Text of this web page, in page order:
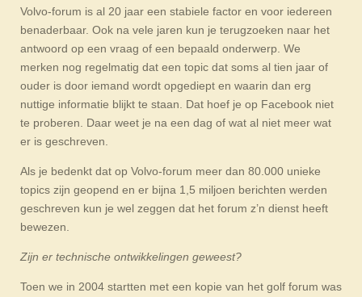
Volvo-forum is al 20 jaar een stabiele factor en voor iedereen
benaderbaar. Ook na vele jaren kun je terugzoeken naar het
antwoord op een vraag of een bepaald onderwerp. We
merken nog regelmatig dat een topic dat soms al tien jaar of
ouder is door iemand wordt opgediept en waarin dan erg
nuttige informatie blijkt te staan. Dat hoef je op Facebook niet
te proberen. Daar weet je na een dag of wat al niet meer wat
er is geschreven.
Als je bedenkt dat op Volvo-forum meer dan 80.000 unieke
topics zijn geopend en er bijna 1,5 miljoen berichten werden
geschreven kun je wel zeggen dat het forum z’n dienst heeft
bewezen.
Zijn er technische ontwikkelingen geweest?
Toen we in 2004 startten met een kopie van het golf forum was